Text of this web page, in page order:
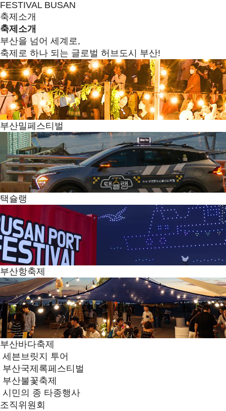
FESTIVAL BUSAN
축제소개
축제소개
부산을 넘어 세계로,
축제로 하나 되는 글로벌 허브도시 부산!
부산밀페스티벌
택슐랭
부산항축제
부산바다축제
세븐브릿지 투어
부산국제록페스티벌
부산불꽃축제
시민의 종 타종행사
조직위원회